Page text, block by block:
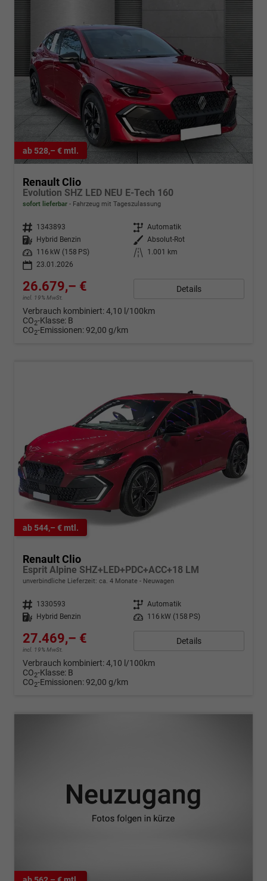
ab 528,– € mtl.
Renault Clio
Evolution SHZ LED NEU E-Tech 160
sofort lieferbar Fahrzeug mit Tageszulassung
Fahrzeugnr. 1343893 Getriebe Automatik
Kraftstoff
Hybrid Benzin Außenfarbe Absolut-Rot
Leistung
116 kW (158 PS) Kilometerstand
1.001 km
23.01.2026
26.679,– €
incl. 19% MwSt.
Details
Verbrauch kombiniert:4,10 l/100km
CO2-Klasse: B
CO2-Emissionen:92,00 g/km
ab 544,– € mtl.
Renault Clio
Esprit Alpine SHZ+LED+PDC+ACC+18 LM
unverbindliche Lieferzeit: ca. 4 Monate Neuwagen
Fahrzeugnr. 1330593 Getriebe Automatik
Kraftstoff
Hybrid Benzin Leistung 116 kW (158 PS)
27.469,– €
incl. 19% MwSt.
Details
Verbrauch kombiniert:4,10 l/100km
CO2-Klasse: B
CO2-Emissionen:92,00 g/km